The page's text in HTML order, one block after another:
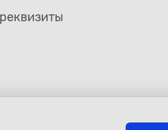
и международными